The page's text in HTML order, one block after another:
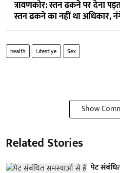
त्रावणकोर: स्तन ढकने पर देना
स्तन ढकने का नहीं था अधिकार,
health Lifestlye Sex
Show
Related Stories
पेट